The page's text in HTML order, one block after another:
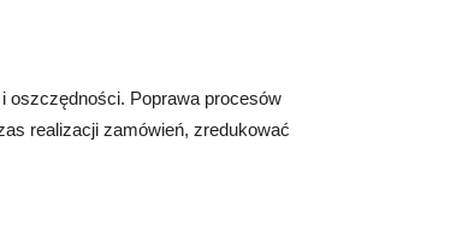
oszczędności. Poprawa procesów
realizacji zamówień, zredukować